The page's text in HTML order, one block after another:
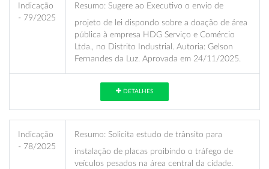
Indicação
- 79/2025
Resumo: Sugere ao Executivo o envio de
projeto de lei dispondo sobre a doação de área
pública à empresa HDG Serviço e Comércio
Ltda., no Distrito Industrial. Autoria: Gelson
Fernandes da Luz. Aprovada em 24/11/2025.
DETALHES
Indicação
- 78/2025
Resumo: Solicita estudo de trânsito para
instalação de placas proibindo o tráfego de
veículos pesados na área central da cidade.